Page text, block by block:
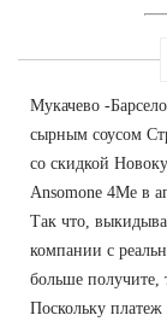
Мукачево -
сырным соусом
со скидкой
Ansomone 4Me в
Так что,
компании с
больше получите,
Поскольку